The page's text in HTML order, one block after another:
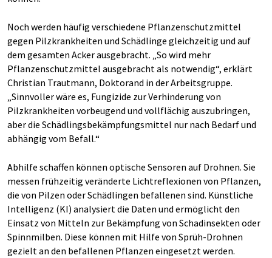
Noch werden häufig verschiedene Pflanzenschutzmittel
gegen Pilzkrankheiten und Schädlinge gleichzeitig und auf
dem gesamten Acker ausgebracht. „So wird mehr
Pflanzenschutzmittel ausgebracht als notwendig“, erklärt
Christian Trautmann, Doktorand in der Arbeitsgruppe.
„Sinnvoller wäre es, Fungizide zur Verhinderung von
Pilzkrankheiten vorbeugend und vollflächig auszubringen,
aber die Schädlingsbekämpfungsmittel nur nach Bedarf und
abhängig vom Befall.“
Abhilfe schaffen können optische Sensoren auf Drohnen. Sie
messen frühzeitig veränderte Lichtreflexionen von Pflanzen,
die von Pilzen oder Schädlingen befallenen sind. Künstliche
Intelligenz (KI) analysiert die Daten und ermöglicht den
Einsatz von Mitteln zur Bekämpfung von Schadinsekten oder
Spinnmilben. Diese können mit Hilfe von Sprüh-Drohnen
gezielt an den befallenen Pflanzen eingesetzt werden.